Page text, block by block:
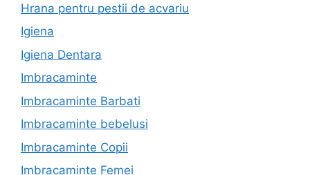
Hrana pentru pestii de acvariu
Igiena
Igiena Dentara
Imbracaminte
Imbracaminte Barbati
Imbracaminte bebelusi
Imbracaminte Copii
Imbracaminte Femei